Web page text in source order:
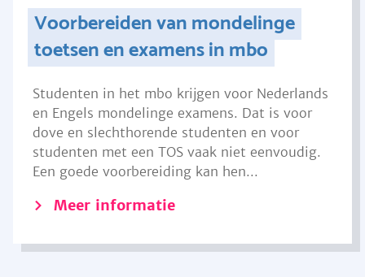
Voorbereiden van mondelinge
toetsen en examens in mbo
Studenten in het mbo krijgen voor Nederlands
en Engels mondelinge examens. Dat is voor
dove en slechthorende studenten en voor
studenten met een TOS vaak niet eenvoudig.
Een goede voorbereiding kan hen...
Meer informatie